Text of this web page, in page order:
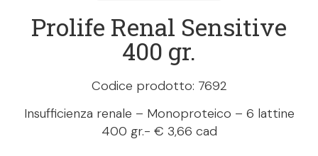
Prolife Renal Sensitive
400 gr.
Codice prodotto: 7692
Insufficienza renale – Monoproteico – 6 lattine
400 gr.- € 3,66 cad